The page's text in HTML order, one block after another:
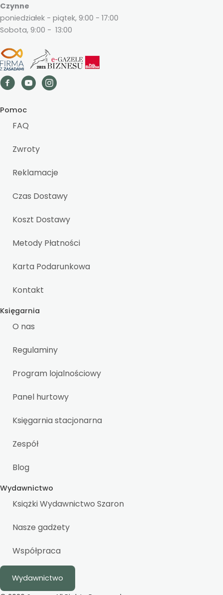
Czynne
poniedziałek - piątek, 9:00 - 17:00
Sobota, 9:00 - 13:00
Pomoc
FAQ
Zwroty
Reklamacje
Czas Dostawy
Koszt Dostawy
Metody Płatności
Karta Podarunkowa
Kontakt
Księgarnia
O nas
Regulaminy
Program lojalnościowy
Panel hurtowy
Księgarnia stacjonarna
Zespół
Blog
Wydawnictwo
Książki Wydawnictwo Szaron
Nasze gadżety
Współpraca
Wydawnictwo